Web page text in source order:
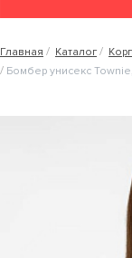
Главная Каталог
Бомбер унисекс